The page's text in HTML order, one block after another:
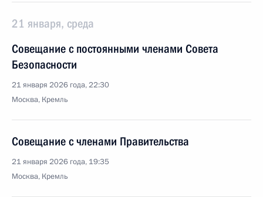
21 января, среда
Совещание с постоянными членами Совета
Безопасности
21 января 2026 года, 22:30
Москва, Кремль
Совещание с членами Правительства
21 января 2026 года, 19:35
Москва, Кремль